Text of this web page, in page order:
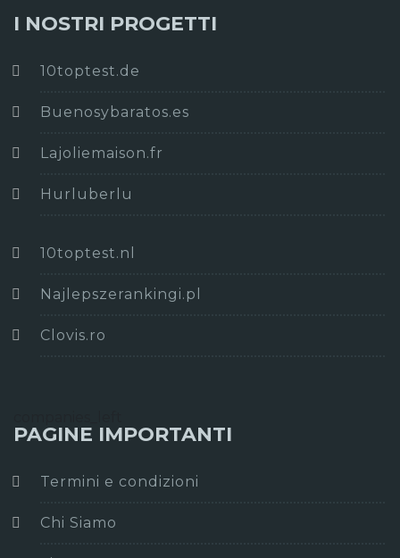
I NOSTRI PROGETTI
10toptest.de
Buenosybaratos.es
Lajoliemaison.fr
Hurluberlu
10toptest.nl
Najlepszerankingi.pl
Clovis.ro
PAGINE IMPORTANTI
Termini e condizioni
Chi Siamo